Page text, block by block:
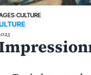
›CULTURE